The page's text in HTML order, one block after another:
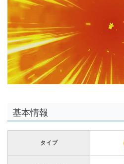
00:00 /01:00
基本情報
タイプ